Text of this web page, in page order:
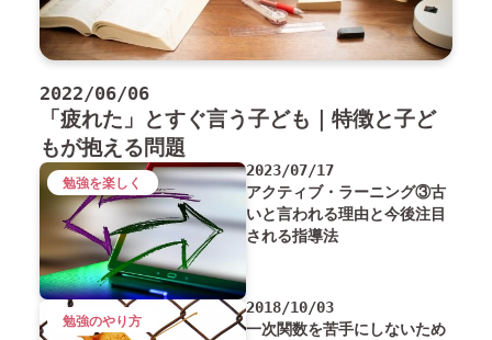
2022/06/06
「疲れた」とすぐ言う子ども｜特徴と子ど
もが抱える問題
2023/07/17
アクティブ・ラーニング③古
いと言われる理由と今後注目
される指導法
勉強を楽しく
2018/10/03
一次関数を苦手にしないため
勉強のやり方